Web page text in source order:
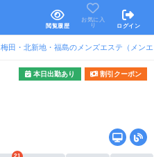
閲覧履歴
お気に入
り
ログイン
梅田・北新地・福島のメンズエステ（メン
本日出勤あり 割引クーポン